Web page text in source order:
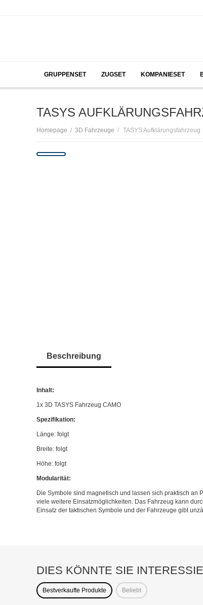
GRUPPENSET ZUGSET KOMPANIESET
TASYS
Homepage / 3D Fahrzeuge / TASYS Aufklärungsfahrzeug
Beschreibung
Inhalt:
1x 3D TASYS Fahrzeug CAMO
Spezifikation:
Länge: folgt
Breite: folgt
Höhe: folgt
Modularität:
Die Symbole sind magnetisch und lassen sich praktisch
viele weitere Einsatzmöglichkeiten. Das Fahrzeug kann
Einsatz der taktischen Symbole und der Fahrzeuge gibt
DIES KÖNNTE SIE
Bestverkaufte Produkte Beliebt